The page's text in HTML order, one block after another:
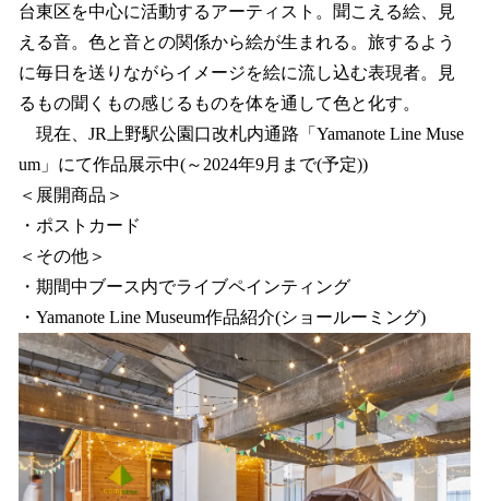
台東区を中心に活動するアーティスト。聞こえる絵、見
える音。色と音との関係から絵が生まれる。旅するよう
に毎日を送りながらイメージを絵に流し込む表現者。見
るもの聞くもの感じるものを体を通して色と化す。
現在、JR上野駅公園口改札内通路「Yamanote Line Muse
um」にて作品展示中(～2024年9月まで(予定))
＜展開商品＞
・ポストカード
＜その他＞
・期間中ブース内でライブペインティング
・Yamanote Line Museum作品紹介(ショールーミング)